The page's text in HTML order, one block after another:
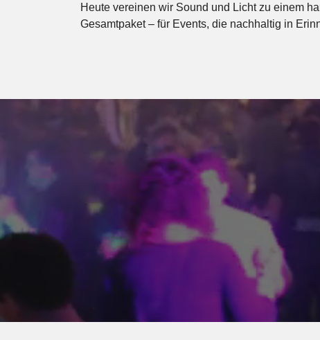
Heute vereinen wir Sound und Licht zu einem
Gesamtpaket – für Events, die nachhaltig in